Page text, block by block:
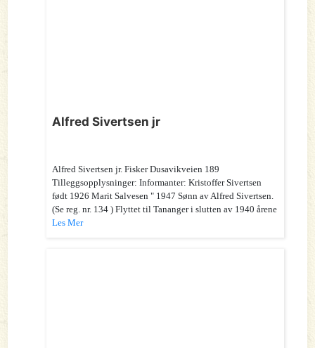
Alfred Sivertsen jr
Alfred Sivertsen jr. Fisker Dusavikveien 189
Tilleggsopplysninger: Informanter: Kristoffer Sivertsen
født 1926 Marit Salvesen " 1947 Sønn av Alfred Sivertsen.
(Se reg. nr. 134 ) Flyttet til Tananger i slutten av 1940 årene
Les Mer